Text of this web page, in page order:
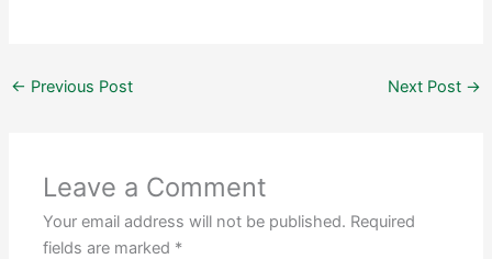
← Previous Post Next Post →
Leave a Comment
Your email address will not be published. Required
fields are marked *